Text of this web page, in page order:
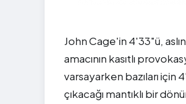
John Cage'in 4'33"ü,
amacının kasıtlı
varsayarken bazıları için
çıkacağı mantıklı bir